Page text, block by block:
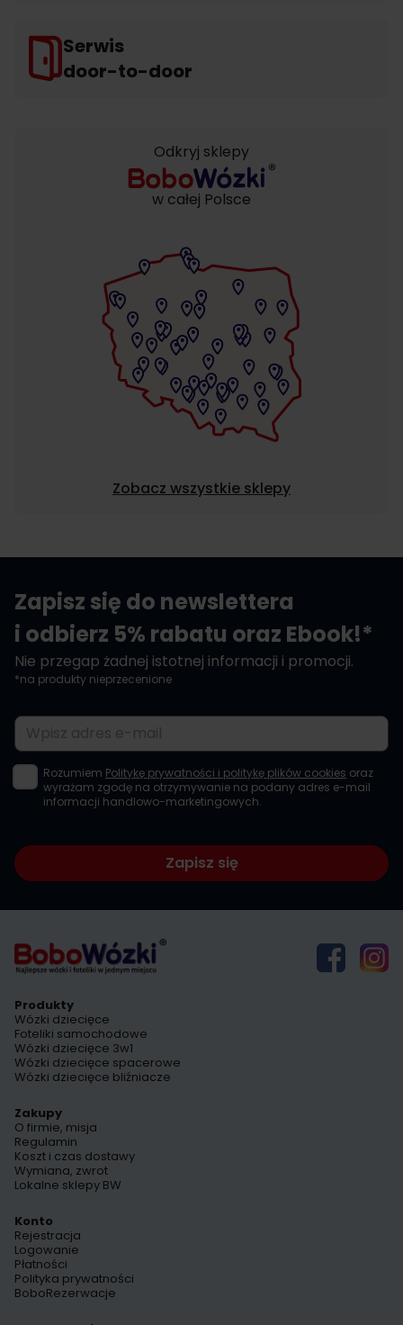
Serwis
door-to-door
Odkryj sklepy
w całej Polsce
Zobacz wszystkie sklepy
Zapisz się do newslettera
i odbierz 5% rabatu oraz Ebook!*
Nie przegap żadnej istotnej informacji i promocji.
*na produkty nieprzecenione
Adres e-mail
Rozumiem Politykę prywatności i politykę plików cookies oraz
wyrażam zgodę na otrzymywanie na podany adres e-mail
informacji handlowo-marketingowych.
Zapisz się
Produkty
Wózki dziecięce
Foteliki samochodowe
Wózki dziecięce 3w1
Wózki dziecięce spacerowe
Wózki dziecięce bliźniacze
Zakupy
O firmie, misja
Regulamin
Koszt i czas dostawy
Wymiana, zwrot
Lokalne sklepy BW
Konto
Rejestracja
Logowanie
Płatności
Polityka prywatności
BoboRezerwacje